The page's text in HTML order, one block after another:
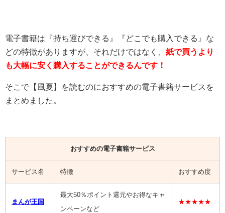
電子書籍は『持ち運びできる』『どこでも購入できる』な
どの特徴がありますが、それだけではなく、 紙で買うより
も大幅に安く購入することができるんです！
そこで【風夏】を読むのにおすすめの電子書籍サービスを
まとめました。
おすすめの電子書籍サービス
サービス名 特徴 おすすめ度
まんが王国
最大50％ポイント還元やお得なキャ
ンペーンなど
★★★★★